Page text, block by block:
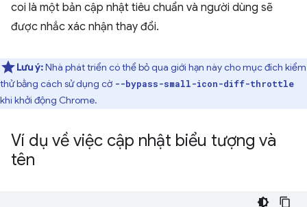
coi là một bản cập nhật tiêu chuẩn và người dùng sẽ
được nhắc xác nhận thay đổi.
Lưu ý:Nhà phát triển có thể bỏ qua giới hạn này cho mục đích kiểm
thử bằng cách sử dụng cờ --bypass-small-icon-diff-throttle
khi khởi động Chrome.
Ví dụ về việc cập nhật biểu tượng và
tên